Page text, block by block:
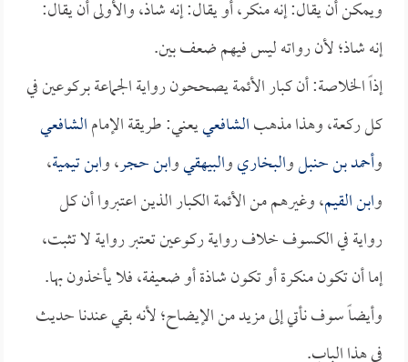
ويمكن أن يقال: إنه منكر، أو يقال: إنه شاذ، والأولى أن يقال:
إنه شاذ؛ لأن رواته ليس فيهم ضعف بين.
إذاً الخلاصة: أن كبار الأئمة يصححون رواية الجماعة بركوعين في
كل ركعة، وهذا مذهبالشافعييعني: طريقة الإمامالشافعي
وأحمد بن حنبلوالبخاريوالبيهقيوابن حجر، وابن تيمية،
وابن القيم، وغيرهم من الأئمة الكبار الذين اعتبروا أن كل
رواية في الكسوف خلاف رواية ركوعين تعتبر رواية لا تثبت،
إما أن تكون منكرة أو تكون شاذة أو ضعيفة، فلا يأخذون بها.
وأيضاً سوف نأتي إلى مزيد من الإيضاح؛ لأنه بقي عندنا حديث